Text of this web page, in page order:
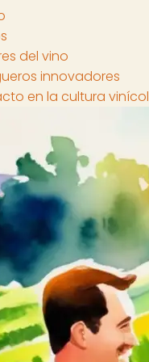
del vino
innovadores
en la cultura